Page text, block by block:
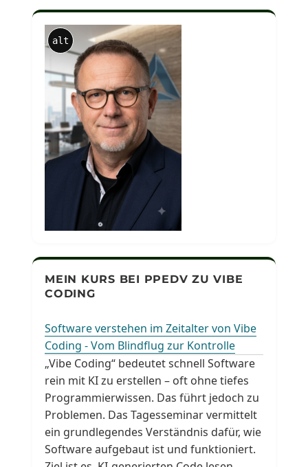
alt
MEIN KURS BEI PPEDV ZU VIBE
CODING
Software verstehen im Zeitalter von Vibe
Coding - Vom Blindflug zur Kontrolle
„Vibe Coding“ bedeutet schnell Software
rein mit KI zu erstellen – oft ohne tiefes
Programmierwissen. Das führt jedoch zu
Problemen. Das Tagesseminar vermittelt
ein grundlegendes Verständnis dafür, wie
Software aufgebaut ist und funktioniert.